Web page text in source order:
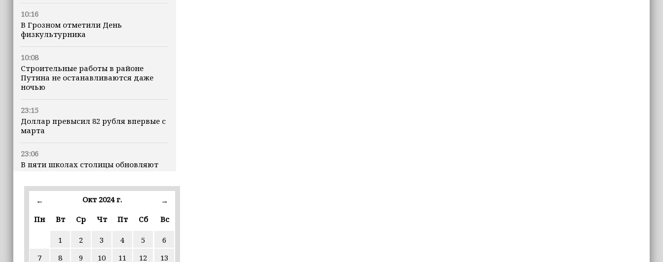
10:16
В Грозном отметили День
физкультурника
10:08
Строительные работы в районе
Путина не останавливаются даже
ночью
23:15
Доллар превысил 82 рубля впервые с
марта
23:06
В пяти школах столицы обновляют
регионами России за последние
← Окт 2024 г.
→
Пн
Вт Ср Чт Пт Сб Вс
1 2 3 4 5
6
7
8 9 10 11 12 13